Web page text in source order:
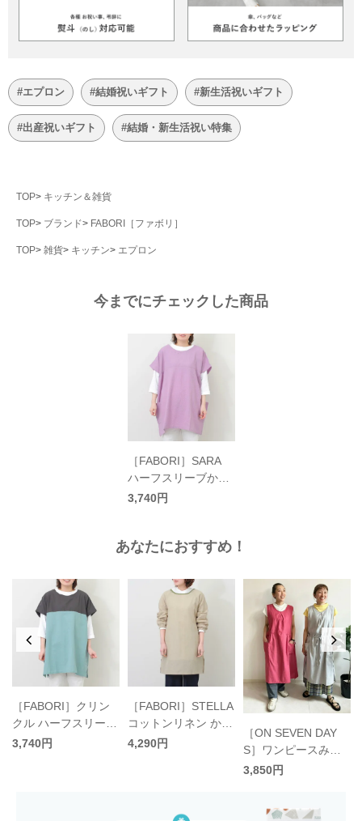
#エプロン #結婚祝いギフト #新生活祝いギフト
#出産祝いギフト #結婚・新生活祝い特集
TOP キッチン＆雑貨
TOP ブランド FABORI［ファボリ］
TOP 雑貨 キッチン エプロン
今までにチェックした商品
［FABORI］SARA
ハーフスリーブかっ
ぽうぎ／ファボリ
3,740円
あなたにおすすめ！
［FABORI］クリン
クル ハーフスリーブ
かっぽうぎ／ファボ
3,740円
［FABORI］STELLA
コットンリネン かっ
ぽうぎ／ファボリ
4,290円
［ON SEVEN DAY
S］ワンピースみた
いなエプロン／オン
3,850円